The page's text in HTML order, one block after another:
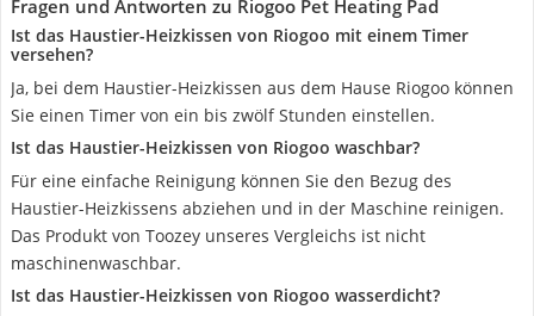
Fragen und Antworten zu Riogoo Pet Heating Pad
Ist das Haustier-Heizkissen von Riogoo mit einem Timer
versehen?
Ja, bei dem Haustier-Heizkissen aus dem Hause Riogoo können
Sie einen Timer von ein bis zwölf Stunden einstellen.
Ist das Haustier-Heizkissen von Riogoo waschbar?
Für eine einfache Reinigung können Sie den Bezug des
Haustier-Heizkissens abziehen und in der Maschine reinigen.
Das Produkt von Toozey unseres Vergleichs ist nicht
maschinenwaschbar.
Ist das Haustier-Heizkissen von Riogoo wasserdicht?